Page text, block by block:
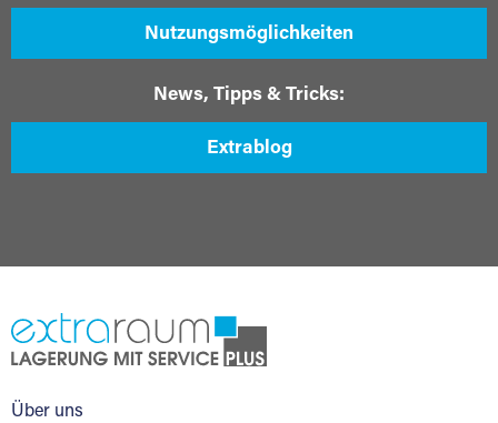
Nutzungsmöglichkeiten
News, Tipps & Tricks:
Extrablog
Über uns